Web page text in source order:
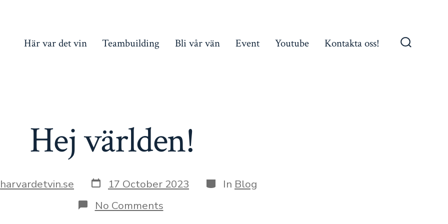
Här var det vin Teambuilding Bli vår vän Event Youtube Kontakta oss!
Hej världen!
harvardetvin.se Post
date
17 October 2023 Categories
In Blog
No Commentson
Hej